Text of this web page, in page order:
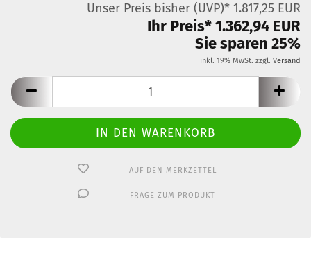
Unser Preis bisher (UVP)* 1.817,25 EUR
Ihr Preis* 1.362,94 EUR
Sie sparen 25%
inkl. 19% MwSt. zzgl. Versand
AUF DEN MERKZETTEL
FRAGE ZUM PRODUKT